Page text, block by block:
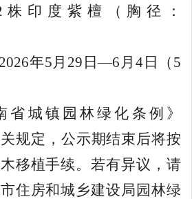
株印度紫檀（胸径：
2026年5 月 29 日—6 月 4日（ 5
省城镇园林绿化条例》
规定，公示期结束后将按
移植手续。若有异议，请
住房和城乡建设局园林绿